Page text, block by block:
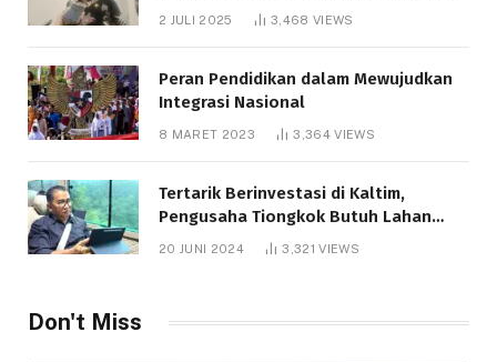
Bantuan Pendidikan Gratispol
2 JULI 2025 3,468 VIEWS
Peran Pendidikan dalam Mewujudkan
Integrasi Nasional
8 MARET 2023 3,364VIEWS
Tertarik Berinvestasi di Kaltim,
Pengusaha Tiongkok Butuh Lahan
1.000 Hektare
20 JUNI 2024 3,321VIEWS
Don't Miss